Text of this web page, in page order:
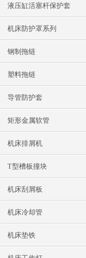
液压缸活塞杆保护套
机床防护罩系列
钢制拖链
塑料拖链
导管防护套
矩形金属软管
机床排屑机
T型槽板撞块
机床刮屑板
机床冷却管
机床垫铁